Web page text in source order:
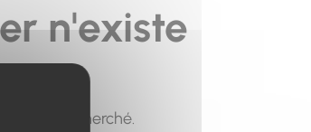
n'existe
recherché.